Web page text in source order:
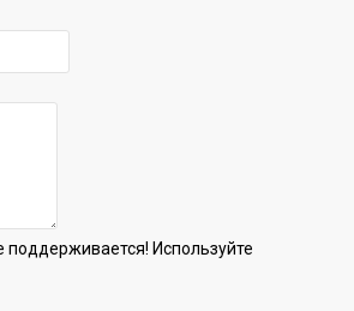
поддерживается! Используйте